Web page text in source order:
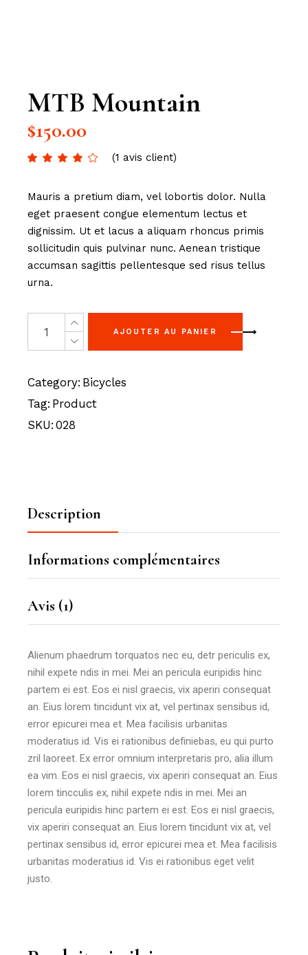
MTB Mountain
$150.00
(1 avis client)
Mauris a pretium diam, vel lobortis dolor. Nulla
eget praesent congue elementum lectus et
dignissim. Ut et lacus a aliquam rhoncus primis
sollicitudin quis pulvinar nunc. Aenean tristique
accumsan sagittis pellentesque sed risus tellus
urna.
AJOUTER AU PANIER
Category: Bicycles
Tag: Product
SKU: 028
Description
Informations complémentaires
Avis (1)
Alienum phaedrum torquatos nec eu, detr periculis ex,
nihil expete ndis in mei. Mei an pericula euripidis hinc
partem ei est. Eos ei nisl graecis, vix aperiri consequat
an. Eius lorem tincidunt vix at, vel pertinax sensibus id,
error epicurei mea et. Mea facilisis urbanitas
moderatius id. Vis ei rationibus definiebas, eu qui purto
zril laoreet. Ex error omnium interpretaris pro, alia illum
ea vim. Eos ei nisl graecis, vix aperiri consequat an. Eius
lorem tincculis ex, nihil expete ndis in mei. Mei an
pericula euripidis hinc partem ei est. Eos ei nisl graecis,
vix aperiri consequat an. Eius lorem tincidunt vix at, vel
pertinax sensibus id, error epicurei mea et. Mea facilisis
urbanitas moderatius id. Vis ei rationibus eget velit
justo.